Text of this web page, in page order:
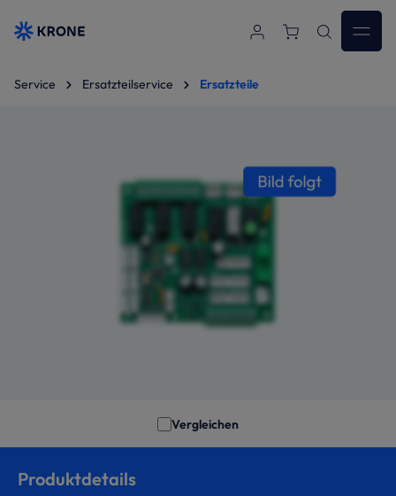
Zum Hauptinhalt springen
Service Ersatzteilservice Ersatzteile
Vergleichen
Produktdetails